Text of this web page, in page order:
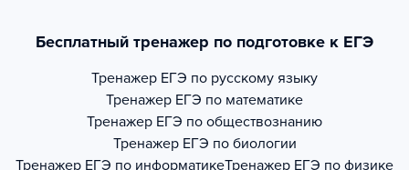
Бесплатный тренажер по подготовке к ЕГЭ
Тренажер ЕГЭ по русскому языку
Тренажер ЕГЭ по математике
Тренажер ЕГЭ по обществознанию
Тренажер ЕГЭ по биологии
Тренажер ЕГЭ по информатикеТренажер ЕГЭ по физике